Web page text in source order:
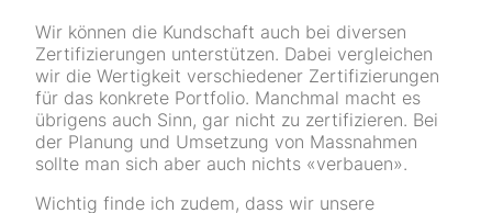
Wir können die Kundschaft auch bei diversen
Zertifizierungen unterstützen. Dabei vergleichen
wir die Wertigkeit verschiedener Zertifizierungen
für das konkrete Portfolio. Manchmal macht es
übrigens auch Sinn, gar nicht zu zertifizieren. Bei
der Planung und Umsetzung von Massnahmen
sollte man sich aber auch nichts «verbauen».
Wichtig finde ich zudem, dass wir unsere